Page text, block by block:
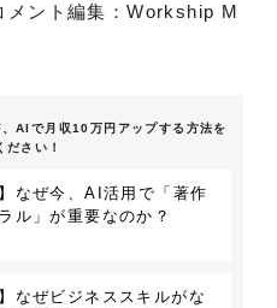
メント編集：Workship M
AIで月収10万円アップする方法を
ださい！
】なぜ今、AI活用で「著作
ル」が重要なのか？
】なぜビジネススキルがな